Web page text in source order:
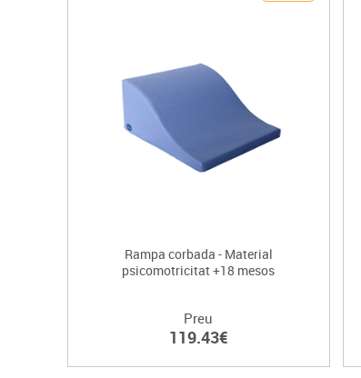
Rampa corbada - Material
psicomotricitat +18 mesos
Preu
119.43€